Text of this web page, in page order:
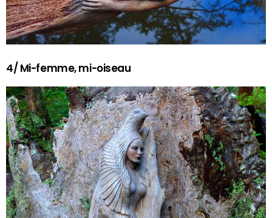
4/ Mi-femme, mi-oiseau